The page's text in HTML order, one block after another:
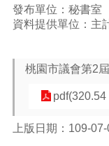
階
搜
公
發布單位：秘書室
資料提供單位：主
桃園市議會第2
pdf(320.54
上版日期：109-